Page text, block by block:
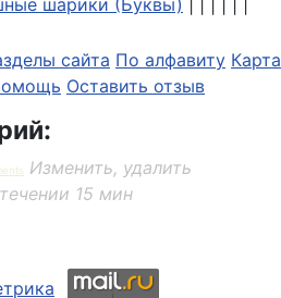
шарики (Буквы)
сайта По алфавиту Карта
Оставить отзыв
Изменить, удалить
15 мин